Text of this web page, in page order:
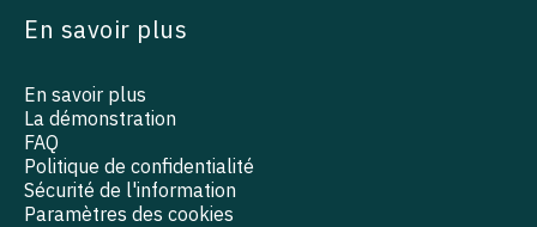
En savoir plus
En savoir plus
La démonstration
FAQ
Politique de confidentialité
Sécurité de l'information
Paramètres des cookies